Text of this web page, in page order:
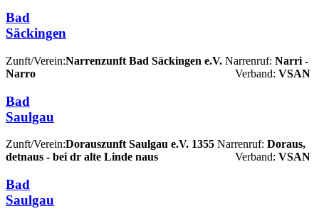
Bad
Säckingen
Zunft/Verein:Narrenzunft Bad Säckingen e.V. Narrenruf: Narri -
Narro
Verband: VSAN
Bad
Saulgau
Zunft/Verein:Dorauszunft Saulgau e.V. 1355 Narrenruf: Doraus,
detnaus - bei dr alte Linde naus
Verband: VSAN
Bad
Saulgau